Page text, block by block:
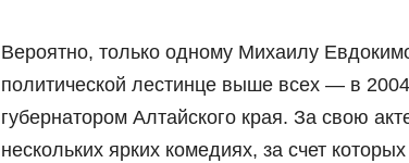
Вероятно, только одному Михаилу
политической лестинце выше всех — в
губернатором Алтайского края. За свою
нескольких ярких комедиях, за счет